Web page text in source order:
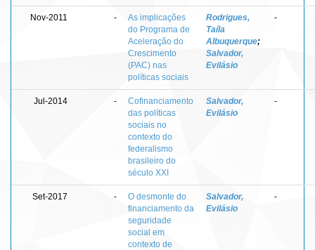
Nov-2011 -
As implicações
do Programa de
Aceleração do
Crescimento
(PAC) nas
políticas sociais
Rodrigues,
Taíla
Albuquerque;
Salvador,
Evilásio
-
Jul-2014 -
Cofinanciamento
das políticas
sociais no
contexto do
federalismo
brasileiro do
século XXI
Salvador,
Evilásio
-
Set-2017 -
O desmonte do
financiamento da
seguridade
social em
contexto de
Salvador,
Evilásio
-